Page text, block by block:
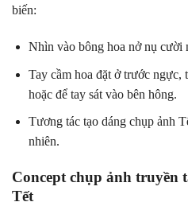
biến:
Nhìn vào bông hoa nở nụ cười
Tay cầm hoa đặt ở trước ngực,
hoặc để tay sát vào bên hông.
Tương tác tạo dáng chụp ảnh
nhiên.
Concept chụp ảnh truyền
Tết